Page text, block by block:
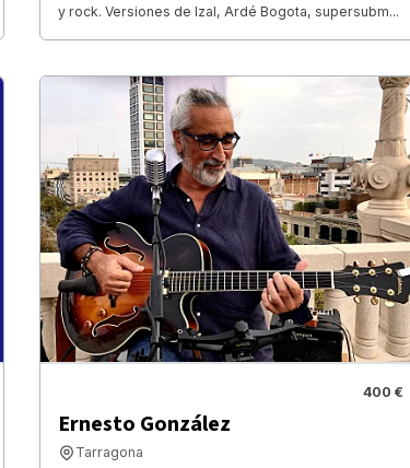
y rock. Versiones de Izal, Ardé Bogota, supersubm...
400 €
Ernesto González
Tarragona